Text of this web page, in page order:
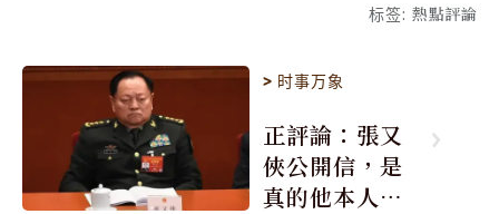
标签: 熱點評論
> 时事万象
正評論：張又
俠公開信，是
真的他本人所